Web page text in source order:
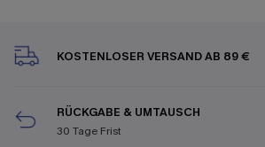
KOSTENLOSER VERSAND AB 89 €
RÜCKGABE & UMTAUSCH
30 Tage Frist